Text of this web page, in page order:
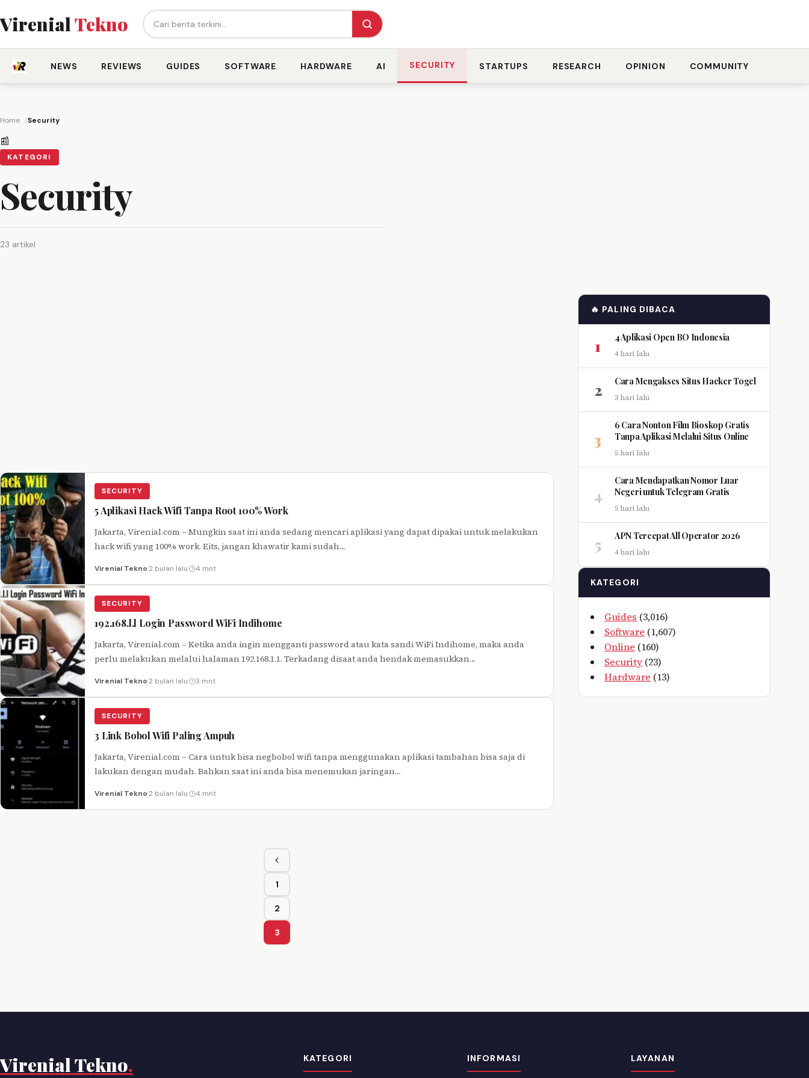
VirenialTekno Cari berita...
NEWS REVIEWS GUIDES SOFTWARE HARDWARE AI SECURITY STARTUPS RESEARCH OPINION COMMUNITY
Home Security
📰
KATEGORI
Security
23 artikel
SECURITY
5 Aplikasi Hack Wifi Tanpa Root 100% Work
Jakarta, Virenial.com – Mungkin saat ini anda sedang mencari aplikasi yang dapat dipakai untuk melakukan
hack wifi yang 100% work. Eits, jangan khawatir kami sudah…
Virenial Tekno·2 bulan lalu· 4 mnt
SECURITY
192.168.l.l Login Password WiFi Indihome
Jakarta, Virenial.com – Ketika anda ingin mengganti password atau kata sandi WiFi Indihome, maka anda
perlu melakukan melalui halaman 192.168.1.1. Terkadang disaat anda hendak memasukkan…
Virenial Tekno·2 bulan lalu· 3 mnt
SECURITY
3 Link Bobol Wifi Paling Ampuh
Jakarta, Virenial.com – Cara untuk bisa negbobol wifi tanpa menggunakan aplikasi tambahan bisa saja di
lakukan dengan mudah. Bahkan saat ini anda bisa menemukan jaringan…
Virenial Tekno·2 bulan lalu· 4 mnt
Sebelumnya
Halaman
1
Halaman
2
Halaman
3
🔥 PALING DIBACA
1 4 Aplikasi Open BO Indonesia
4 hari lalu
2 Cara Mengakses Situs Hacker Togel
3 hari lalu
3
6 Cara Nonton Film Bioskop Gratis
Tanpa Aplikasi Melalui Situs Online
5 hari lalu
4
Cara Mendapatkan Nomor Luar
Negeri untuk Telegram Gratis
5 hari lalu
5 APN Tercepat All Operator 2026
4 hari lalu
KATEGORI
Guides (3,016)
Software (1,607)
Online (160)
Security (23)
Hardware (13)
Virenial Tekno. KATEGORI INFORMASI LAYANAN